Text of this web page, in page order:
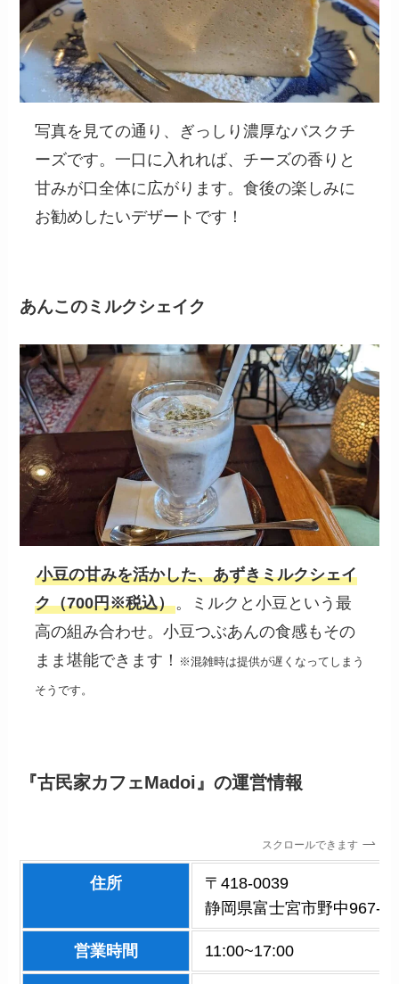
写真を見ての通り、ぎっしり濃厚なバスクチ
ーズです。一口に入れれば、チーズの香りと
甘みが口全体に広がります。食後の楽しみに
お勧めしたいデザートです！
あんこのミルクシェイク
小豆の甘みを活かした、あずきミルクシェイ
ク（700円※税込）。ミルクと小豆という最
高の組み合わせ。小豆つぶあんの食感もその
まま堪能できます！
※混雑時は提供が遅くなってしまう
そうです。
『古民家カフェMadoi』の運営情報
スクロールできます
住所
〒418-0039
静岡県富士宮市野中967-1
営業時間 11:00~17:00